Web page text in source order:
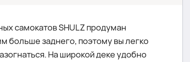
самокатов SHULZ продуман
больше заднего, поэтому вы легко
На широкой деке удобно